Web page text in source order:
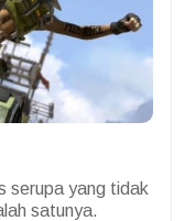
serupa yang tidak
satunya.